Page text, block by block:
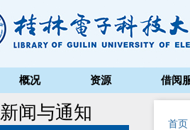
概况 资源 借阅
新闻与通知
首页